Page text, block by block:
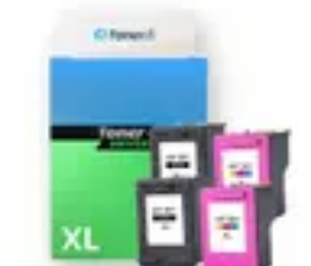
ÉducationBureau